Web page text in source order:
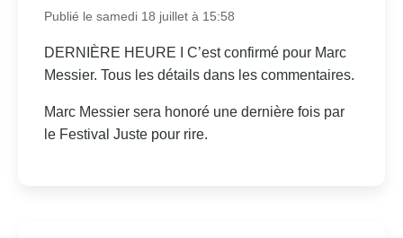
Publié le samedi 18 juillet à 15:58
DERNIÈRE HEURE I C’est confirmé pour Marc
Messier. Tous les détails dans les commentaires.
Marc Messier sera honoré une dernière fois par
le Festival Juste pour rire.